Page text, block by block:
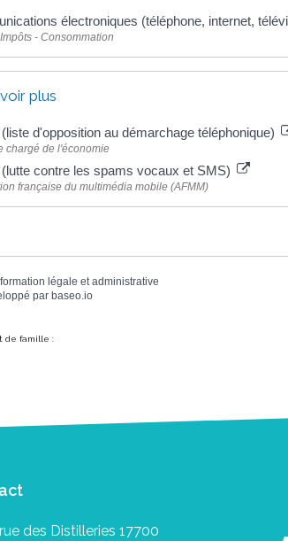
électroniques (téléphone, internet,
- Consommation
plus
d'opposition au démarchage téléphonique)
chargé de l'économie
contre les spams vocaux et SMS)
française du multimédia mobile (AFMM)
légale et administrative
par baseo.io
de famille :
des Distilleries 17700